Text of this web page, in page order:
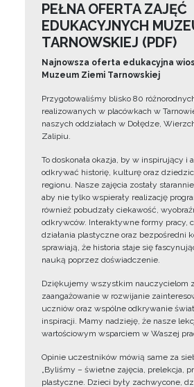
PEŁNA OFERTA ZAJĘĆ
EDUKACYJNYCH
TARNOWSKIEJ (PDF)
Najnowsza oferta edukacyjna
Muzeum Ziemi Tarnowskiej
Przygotowaliśmy blisko 80
realizowanych w placówkach w
naszych oddziałach w Dołędze,
Zalipiu.
To doskonała okazja, by w inspirujący i
odkrywać historię, kulturę oraz
regionu. Nasze zajęcia zostały
aby nie tylko wspierały realizację
również pobudzały ciekawość,
odkrywców. Interaktywne formy pracy,
działania plastyczne oraz bezpośredni
sprawiają, że historia staje się
nauką poprzez doświadczenie.
Dziękujemy wszystkim nauczycielom
zaangażowanie w rozwijanie
uczniów oraz wspólne odkrywanie
inspiracji. Mamy nadzieję, że nasze
wartościowym wsparciem w Waszej
Opinie uczestników mówią same za
„Byliśmy – świetne zajęcia, prelekcja,
plastyczne. Dzieci były zachwycone,